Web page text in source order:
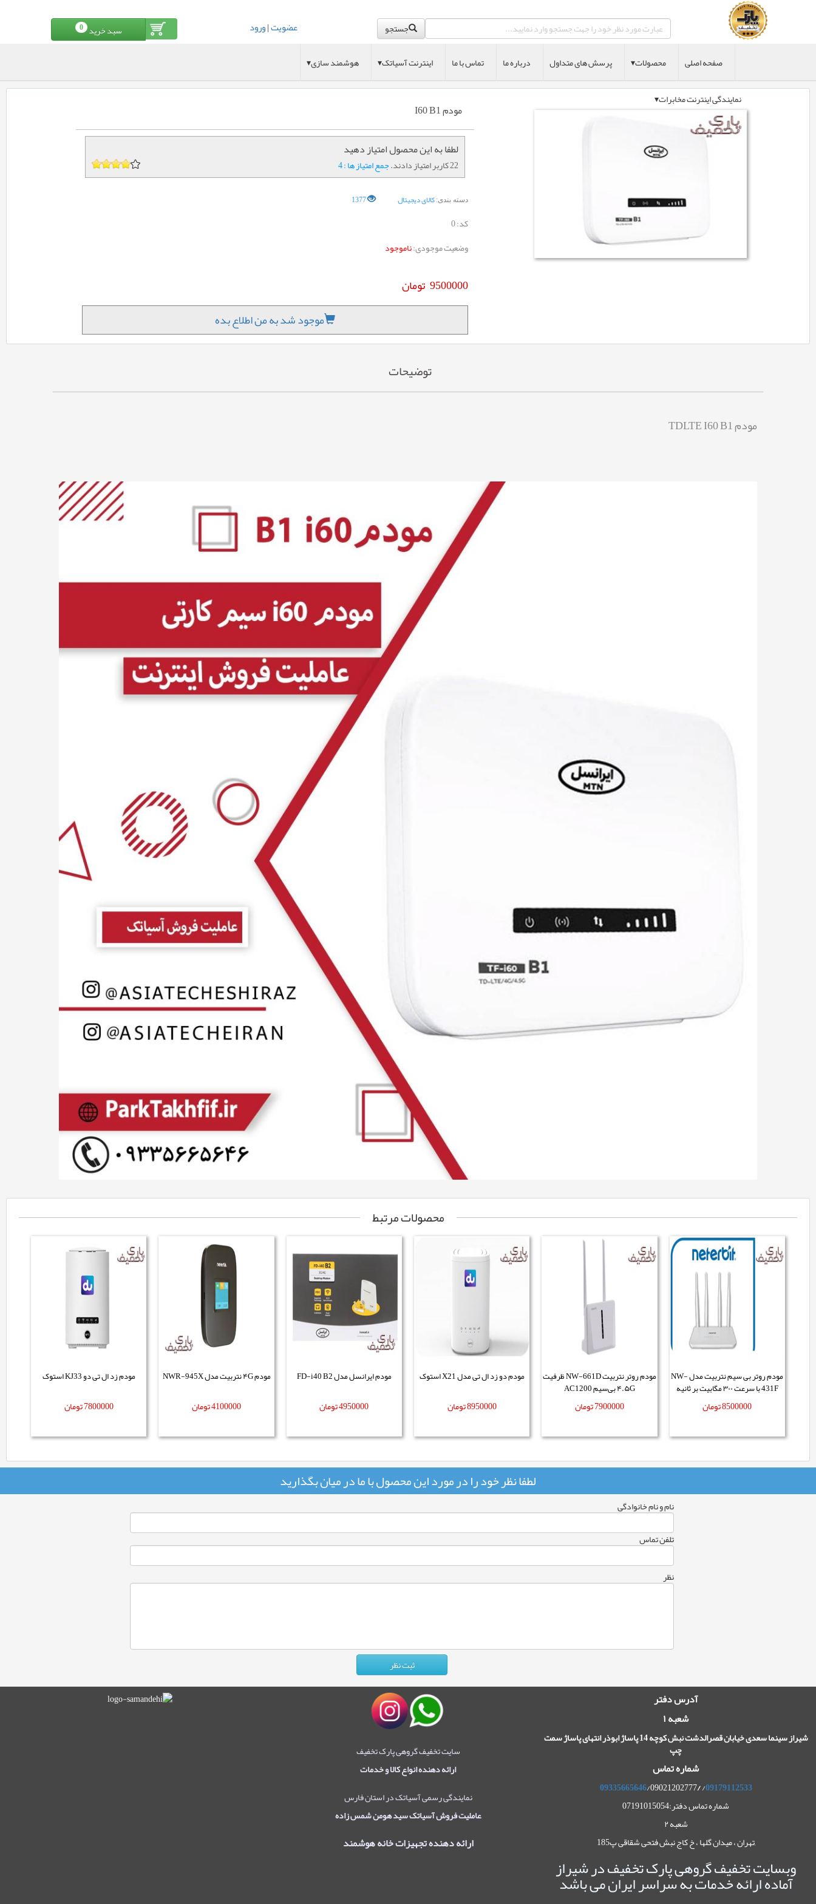
جستجو عضویت|ورود سبد خرید 0
صفحه اصلی محصولات▾ پرسش های متداول درباره ما تماس با ما اینترنت آسیاتک▾ هوشمند سازی▾
نمایندگی اینترنت مخابرات▾
مودم I60 B1
لطفا به این محصول امتیاز دهید
22 کاربر امتیاز دادند. جمع امتیاز ها : 4
دسته بندی: کالای دیجیتال 1377
کد:0
وضعیت موجودی:ناموجود
9500000 تومان
موجود شد به من اطلاع بده
توضیحات
مودم TDLTE I60 B1
محصولات مرتبط
مودم روتر بی سیم نتربیت مدل NW-
431F با سرعت ۳۰۰ مگابیت بر ثانیه
8500000تومان
مودم روتر نتربیت NW-661D ظرفیت
۴.۵G بی‌سیم AC1200
7900000تومان
مودم دو زد ال تی مدل X21 استوک
8950000تومان
مودم ایرانسل مدل FD-i40 B2
4950000تومان
مودم ۴G نتربیت مدل NWR-945X
4100000تومان
مودم زد ال تی دو KJ33 استوک
7800000تومان
لطفا نظر خود را در مورد این محصول با ما در میان بگذارید
نام و نام خانوادگی
تلفن تماس
نظر
آدرس دفتر
شعبه ۱
شیراز سینما سعدی خیابان قصرالدشت نبش کوچه 14 پاساژ ابوذر انتهای پاساژ سمت
چپ
شماره تماس
09179112533
/
/
09335665646/09021202777
شماره تماس دفتر:07191015054
شعبه ۲
,تهران ، میدان گلها ، خ کاج نبش فتحی شقاقی پ185
وبسایت تخفیف گروهی پارک تخفیف در شیراز
آماده ارائه خدمات به سراسر ایران می باشد
سایت تخفیف گروهی پارک تخفیف
ارائه دهنده انواع کالا و خدمات
نمایندگی رسمی آسیاتک در استان فارس
عاملیت فروش آسیاتک سید هومن شمس زاده
ارائه دهنده تجهیزات خانه هوشمند